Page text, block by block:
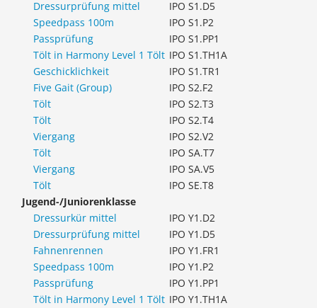
Dressurprüfung mittel
IPO S1.D5
Speedpass 100m
IPO S1.P2
Passprüfung
IPO S1.PP1
Tölt in Harmony Level 1 Tölt IPO S1.TH1A
Geschicklichkeit
IPO S1.TR1
Five Gait (Group)
IPO S2.F2
Tölt
IPO S2.T3
Tölt
IPO S2.T4
Viergang
IPO S2.V2
Tölt
IPO SA.T7
Viergang
IPO SA.V5
Tölt
IPO SE.T8
Jugend-/Juniorenklasse
Dressurkür mittel
IPO Y1.D2
Dressurprüfung mittel
IPO Y1.D5
Fahnenrennen
IPO Y1.FR1
Speedpass 100m
IPO Y1.P2
Passprüfung
IPO Y1.PP1
Tölt in Harmony Level 1 Tölt IPO Y1.TH1A